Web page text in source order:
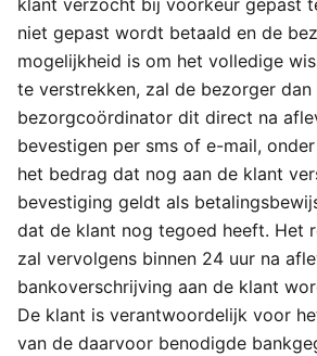
klant verzocht bij voorkeur gepast
niet gepast wordt betaald en de
mogelijkheid is om het volledige
te verstrekken, zal de bezorger dan
bezorgcoördinator dit direct na
bevestigen per sms of e-mail,
het bedrag dat nog aan de klant
bevestiging geldt als
dat de klant nog tegoed heeft. Het
zal vervolgens binnen 24 uur na
bankoverschrijving aan de klant
De klant is verantwoordelijk voor
van de daarvoor benodigde